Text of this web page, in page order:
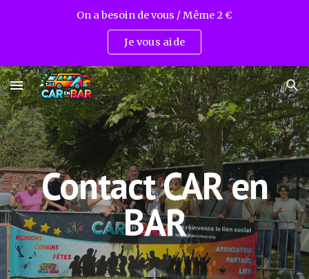
On a besoin de vous / Même 2 €
Je vous aide
Contact CAR en
BAR